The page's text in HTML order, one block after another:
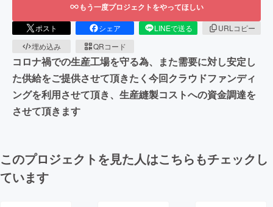
もう一度プロジェクトをやってほしい
ポスト シェア LINEで送る
URLコピー
埋め込み
QRコード
コロナ禍での生産工場を守る為、また需要に対し安定し
た供給をご提供させて頂きたく今回クラウドファンディ
ングを利用させて頂き、生産縫製コストへの資金調達を
させて頂きます
このプロジェクトを見た人はこちらもチェックし
ています